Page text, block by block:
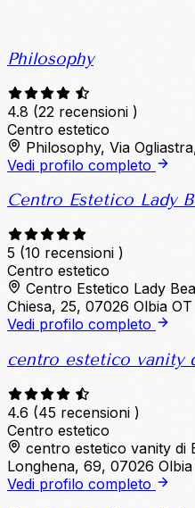
Philosophy
4.8 (22 recensioni )
Centro estetico
Philosophy, Via
Vedi profilo completo
Centro Estetico Lady
5 (10 recensioni )
Centro estetico
Centro Estetico Lady
Chiesa, 25, 07026 Olbia OT
Vedi profilo completo
centro estetico vanity
4.6 (45 recensioni )
Centro estetico
centro estetico vanity di
Longhena, 69, 07026 Olbia
Vedi profilo completo